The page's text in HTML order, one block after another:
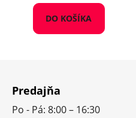
DO KOŠÍKA
Predajňa
Po - Pá: 8:00 – 16:30